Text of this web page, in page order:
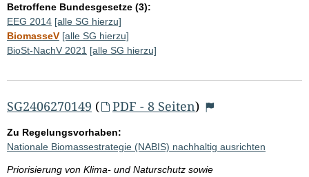
Betroffene Bundesgesetze (3):
EEG 2014 [alle SG hierzu]
BiomasseV [alle SG hierzu]
BioSt-NachV 2021 [alle SG hierzu]
SG2406270149 ( PDF - 8 Seiten)
Zu Regelungsvorhaben:
Nationale Biomassestrategie (NABIS) nachhaltig ausrichten
Priorisierung von Klima- und Naturschutz sowie